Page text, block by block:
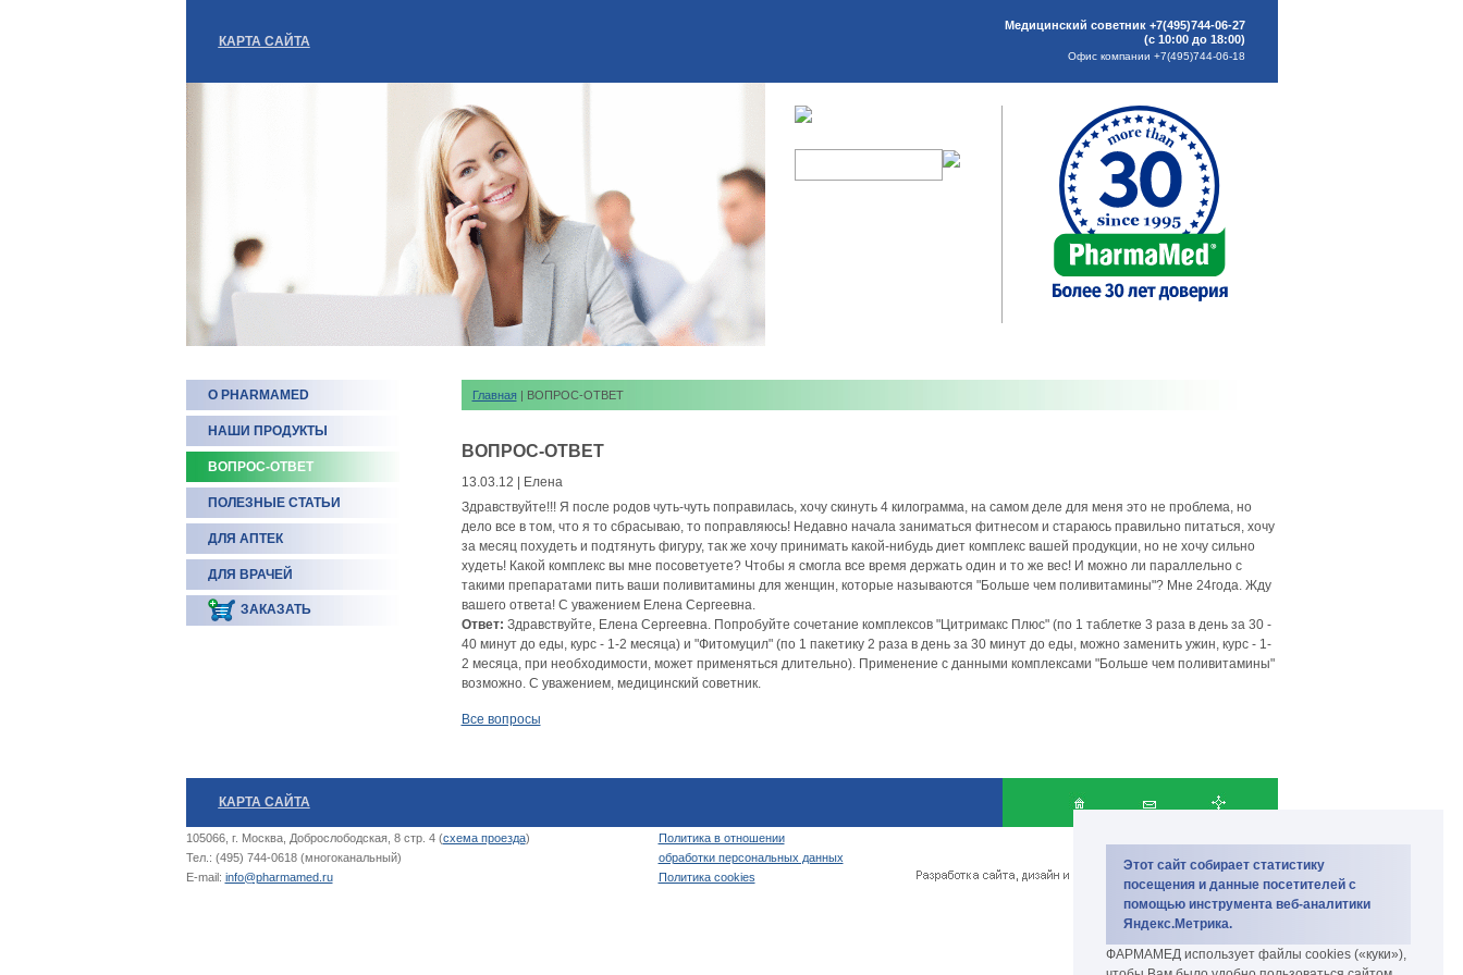
Этот сайт собирает статистику
посещения и данные посетителей с
помощью инструмента веб-аналитики
Яндекс.Метрика.
ФАРМАМЕД использует файлы cookies («куки»),
КАРТА САЙТА
Медицинский советник +7(495)744-06-27
(с 10:00 до 18:00)
Офис компании +7(495)744-06-18
О PHARMAMED
НАШИ ПРОДУКТЫ
ВОПРОС-ОТВЕТ
ПОЛЕЗНЫЕ СТАТЬИ
ДЛЯ АПТЕК
ДЛЯ ВРАЧЕЙ
ЗАКАЗАТЬ
Главная | ВОПРОС-ОТВЕТ
ВОПРОС-ОТВЕТ
13.03.12 | Елена
Здравствуйте!!! Я после родов чуть-чуть поправилась, хочу скинуть 4 килограмма, на самом деле для меня это не проблема, но
дело все в том, что я то сбрасываю, то поправляюсь! Недавно начала заниматься фитнесом и стараюсь правильно питаться, хочу
за месяц похудеть и подтянуть фигуру, так же хочу принимать какой-нибудь диет комплекс вашей продукции, но не хочу сильно
худеть! Какой комплекс вы мне посоветуете? Чтобы я смогла все время держать один и то же вес! И можно ли параллельно с
такими препаратами пить ваши поливитамины для женщин, которые называются "Больше чем поливитамины"? Мне 24года. Жду
вашего ответа! С уважением Елена Сергеевна.
Ответ: Здравствуйте, Елена Сергеевна. Попробуйте сочетание комплексов "Цитримакс Плюс" (по 1 таблетке 3 раза в день за 30 -
40 минут до еды, курс - 1-2 месяца) и "Фитомуцил" (по 1 пакетику 2 раза в день за 30 минут до еды, можно заменить ужин, курс - 1-
2 месяца, при необходимости, может применяться длительно). Применение с данными комплексами "Больше чем поливитамины"
возможно. С уважением, медицинский советник.
Все вопросы
КАРТА САЙТА
105066, г. Москва, Доброслободская, 8 стр. 4 (схема проезда)
Тел.: (495) 744-0618 (многоканальный)
E-mail: info@pharmamed.ru
Политика в отношении
обработки персональных данных
Политика cookies
биокомплекс и биодобавки